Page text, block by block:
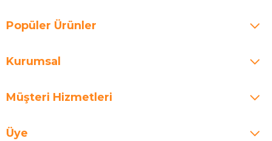
Popüler Ürünler
Kurumsal
Müşteri Hizmetleri
Üye